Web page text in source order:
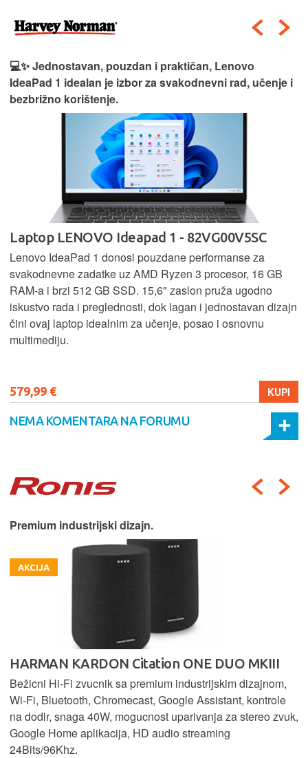
💻✨ Jednostavan, pouzdan i praktičan, Lenovo
IdeaPad 1 idealan je izbor za svakodnevni rad, učenje i
bezbrižno korištenje.
Laptop LENOVO Ideapad 1 - 82VG00V5SC
Lenovo IdeaPad 1 donosi pouzdane performanse za
svakodnevne zadatke uz AMD Ryzen 3 procesor, 16 GB
RAM-a i brzi 512 GB SSD. 15,6" zaslon pruža ugodno
iskustvo rada i preglednosti, dok lagan i jednostavan dizajn
čini ovaj laptop idealnim za učenje, posao i osnovnu
multimediju.
579,99 € KUPI
NEMA KOMENTARA NA FORUMU
Premium industrijski dizajn.
AKCIJA
HARMAN KARDON Citation ONE DUO MKIII
Bežicni Hi-Fi zvucnik sa premium industrijskim dizajnom,
Wi-Fi, Bluetooth, Chromecast, Google Assistant, kontrole
na dodir, snaga 40W, mogucnost uparivanja za stereo zvuk,
Google Home aplikacija, HD audio streaming
24Bits/96Khz.